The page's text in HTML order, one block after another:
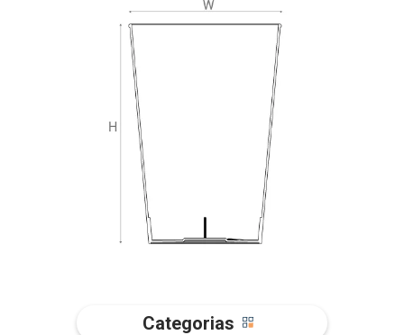
Categorias